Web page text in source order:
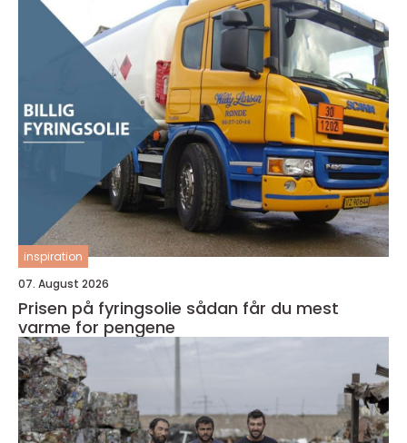
inspiration
07. August 2026
Prisen på fyringsolie sådan får du mest
varme for pengene